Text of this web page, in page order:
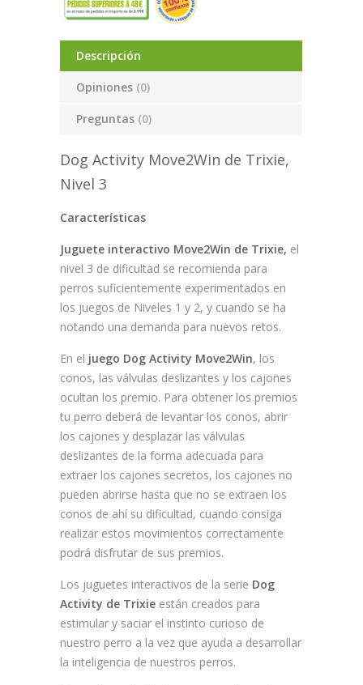
Descripción
Opiniones (0)
Preguntas (0)
Dog Activity Move2Win de Trixie,
Nivel 3
Características
Juguete interactivo Move2Win de Trixie, el
nivel 3 de dificultad se recomienda para
perros suficientemente experimentados en
los juegos de Niveles 1 y 2, y cuando se ha
notando una demanda para nuevos retos.
En el juego Dog Activity Move2Win, los
conos, las válvulas deslizantes y los cajones
ocultan los premio. Para obtener los premios
tu perro deberá de levantar los conos, abrir
los cajones y desplazar las válvulas
deslizantes de la forma adecuada para
extraer los cajones secretos, los cajones no
pueden abrirse hasta que no se extraen los
conos de ahí su dificultad, cuando consiga
realizar estos movimientos correctamente
podrá disfrutar de sus premios.
Los juguetes interactivos de la serie Dog
Activity de Trixie están creados para
estimular y saciar el instinto curioso de
nuestro perro a la vez que ayuda a desarrollar
la inteligencia de nuestros perros.